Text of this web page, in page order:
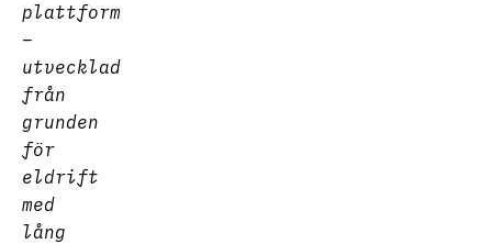
plattform
–
utvecklad
från
grunden
för
eldrift
med
lång